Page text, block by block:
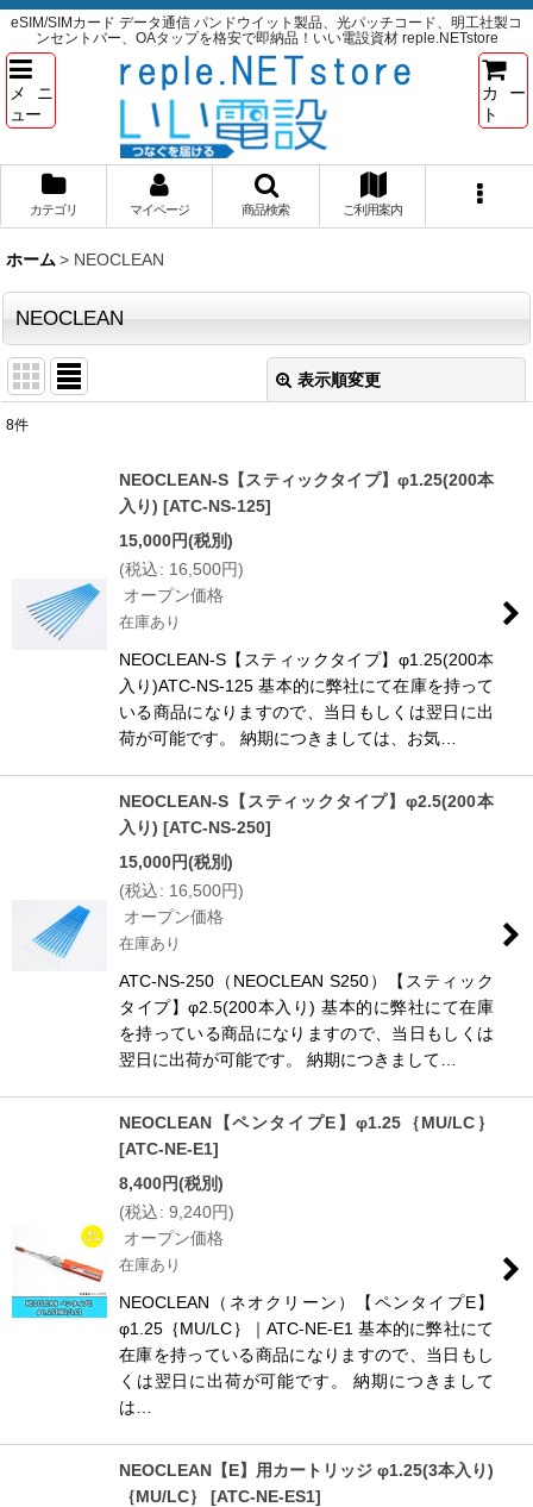
eSIM/SIMカード データ通信 パンドウイット製品、光パッチコード、明工社製コ
ンセントバー、OAタップを格安で即納品！いい電設資材 reple.NETstore
メニ
ュー
カー
ト
カテゴリ マイページ 商品検索 ご利用案内
ホーム > NEOCLEAN
NEOCLEAN
表示順変更
絞り込む
8件
NEOCLEAN-S【スティックタイプ】φ1.25(200本
入り) [ATC-NS-125]
15,000円(税別)
(税込: 16,500円)
オープン価格
在庫あり
NEOCLEAN-S【スティックタイプ】φ1.25(200本
入り)ATC-NS-125 基本的に弊社にて在庫を持って
いる商品になりますので、当日もしくは翌日に出
荷が可能です。 納期につきましては、お気…
NEOCLEAN-S【スティックタイプ】φ2.5(200本
入り) [ATC-NS-250]
15,000円(税別)
(税込: 16,500円)
オープン価格
在庫あり
ATC-NS-250（NEOCLEAN S250）【スティック
タイプ】φ2.5(200本入り) 基本的に弊社にて在庫
を持っている商品になりますので、当日もしくは
翌日に出荷が可能です。 納期につきまして…
NEOCLEAN【ペンタイプE】φ1.25｛MU/LC｝
[ATC-NE-E1]
8,400円(税別)
(税込: 9,240円)
オープン価格
在庫あり
NEOCLEAN（ネオクリーン）【ペンタイプE】
φ1.25｛MU/LC｝｜ATC-NE-E1 基本的に弊社にて
在庫を持っている商品になりますので、当日もし
くは翌日に出荷が可能です。 納期につきまして
は…
NEOCLEAN【E】用カートリッジ φ1.25(3本入り)
｛MU/LC｝
[ATC-NE-ES1]